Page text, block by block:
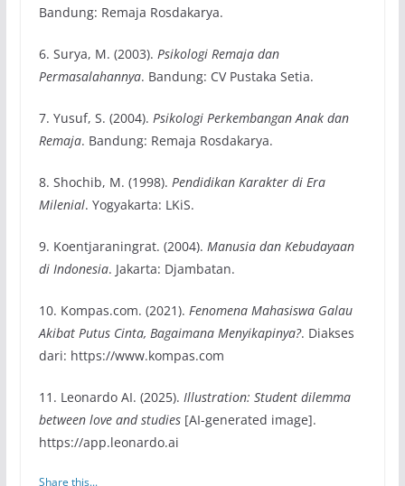
Bandung: Remaja Rosdakarya.
6. Surya, M. (2003). Psikologi Remaja dan
Permasalahannya. Bandung: CV Pustaka Setia.
7. Yusuf, S. (2004). Psikologi Perkembangan Anak dan
Remaja. Bandung: Remaja Rosdakarya.
8. Shochib, M. (1998). Pendidikan Karakter di Era
Milenial. Yogyakarta: LKiS.
9. Koentjaraningrat. (2004). Manusia dan Kebudayaan
di Indonesia. Jakarta: Djambatan.
10. Kompas.com. (2021). Fenomena Mahasiswa Galau
Akibat Putus Cinta, Bagaimana Menyikapinya?. Diakses
dari: https://www.kompas.com
11. Leonardo AI. (2025). Illustration: Student dilemma
between love and studies[AI-generated image].
https://app.leonardo.ai
Share this...